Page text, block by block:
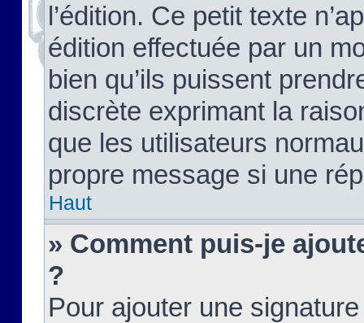
l’édition. Ce petit texte
édition effectuée par un
bien qu’ils puissent
discrète exprimant la
que les utilisateurs
propre message si une
Haut
» Comment puis-je
?
Pour ajouter une